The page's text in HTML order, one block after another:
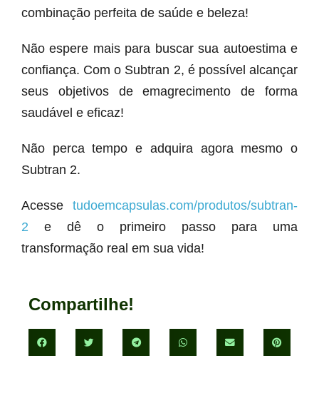
combinação perfeita de saúde e beleza!
Não espere mais para buscar sua autoestima e
confiança. Com o Subtran 2, é possível alcançar
seus objetivos de emagrecimento de forma
saudável e eficaz!
Não perca tempo e adquira agora mesmo o
Subtran 2.
Acesse tudoemcapsulas.com/produtos/subtran-
2 e dê o primeiro passo para uma
transformação real em sua vida!
Compartilhe!